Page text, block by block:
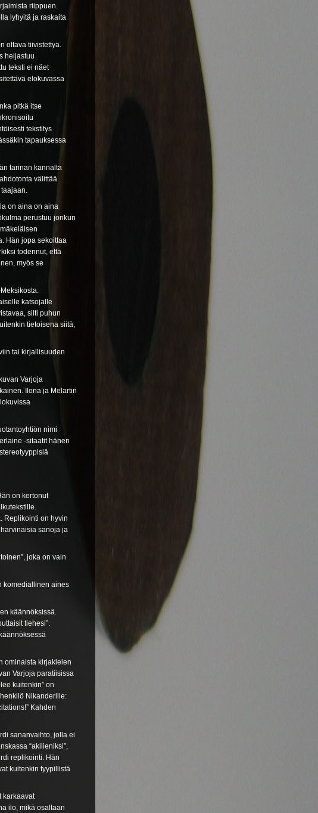
riippuen.
lyhyitä ja raskaita
oltava tiivistettyä.
heijastuu
teksti ei näet
elokuvassa
pitkä itse
tekstitys
tapauksessa
tarinan kannalta
välittää
on aina on aina
perustuu jonkun
Hän jopa sekoittaa
todennut, että
myös se
katsojalle
silti puhun
tietoisena siitä,
tai kirjallisuuden
Varjoja
Ilona ja Melartin
nimi
-sitaatit hänen
on kertonut
Replikointi on hyvin
sanoja ja
joka on vain
komediallinen aines
käännöksissä.
tiehesi”.
ominaista kirjakielen
Varjoja paratiisissa
kuitenkin” on
Nikanderille:
Kahden
sananvaihto, jolla ei
“akilieniksi”,
replikointi. Hän
kuitenkin tyypillistä
karkaavat
ilo, mikä osaltaan